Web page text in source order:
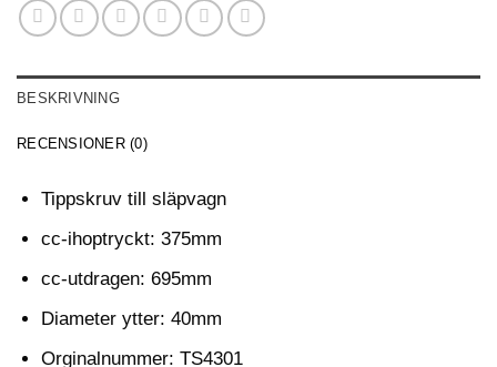
BESKRIVNING
RECENSIONER (0)
Tippskruv till släpvagn
cc-ihoptryckt: 375mm
cc-utdragen: 695mm
Diameter ytter: 40mm
Orginalnummer: TS4301